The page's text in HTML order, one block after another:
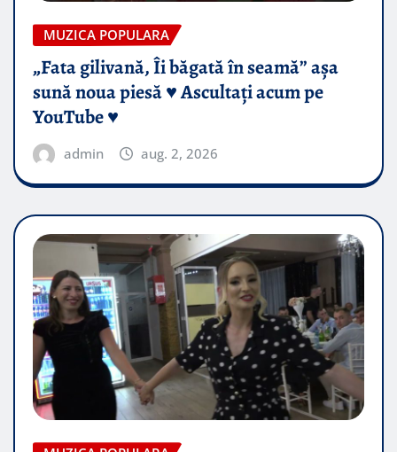
MUZICA POPULARA
„Fata gilivană, Îi băgată în seamă” așa
sună noua piesă ♥️ Ascultați acum pe
YouTube ♥️
admin aug. 2, 2026